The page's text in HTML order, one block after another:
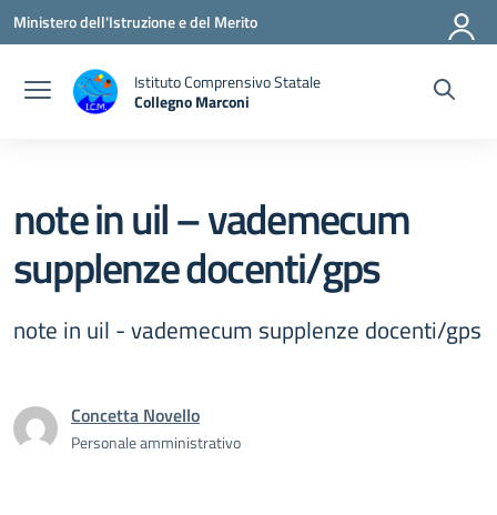
Vai ai contenuti
Vai al menu di navigazione
Vai al footer
Ministero dell'Istruzione e del Merito
Istituto Comprensivo Statale
Collegno Marconi
note in uil – vademecum
supplenze docenti/gps
note in uil - vademecum supplenze docenti/gps
Concetta Novello
Personale amministrativo